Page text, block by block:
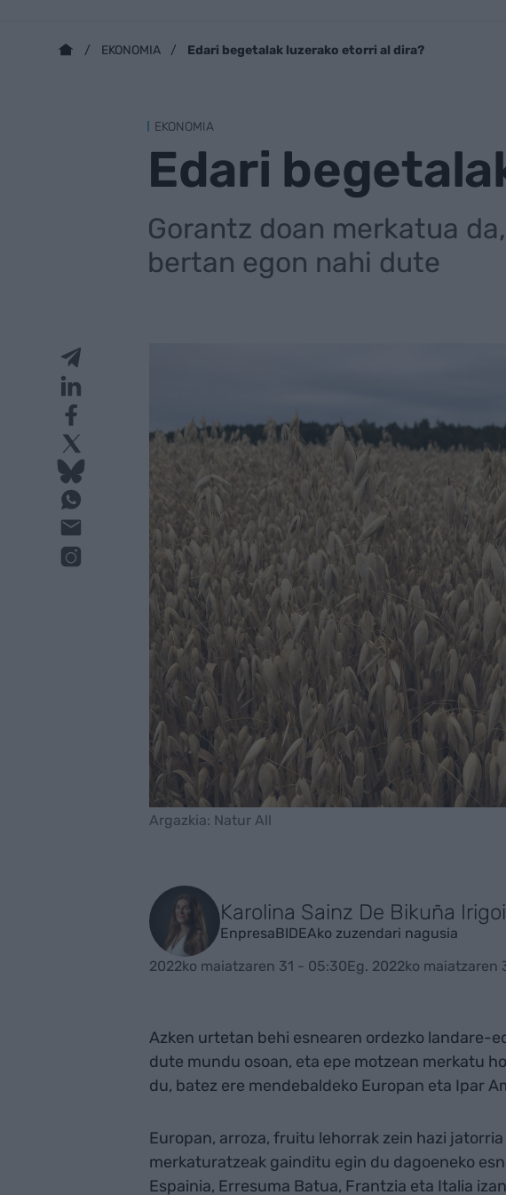
EKONOMIA Edari begetalak luzerako etorri al dira?
EKONOMIA
Edari
Gorantz doan merkatua
bertan egon nahi dute
Argazkia: Natur All
Karolina Sainz De Bikuña
EnpresaBIDEAko zuzendari nagusia
2022ko maiatzaren 31 - 05:30Eg. 2022ko maiatzaren
Azken urtetan behi esnearen ordezko landare-
dute mundu osoan, eta epe motzean merkatu
du, batez ere mendebaldeko Europan eta Ipar
Europan, arroza, fruitu lehorrak zein hazi
merkaturatzeak gainditu egin du dagoeneko
Espainia, Erresuma Batua, Frantzia eta Italia